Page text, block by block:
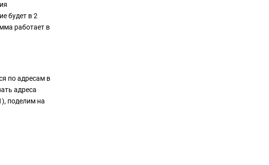
будет в 2
работает в
по адресам в
адреса
поделим на